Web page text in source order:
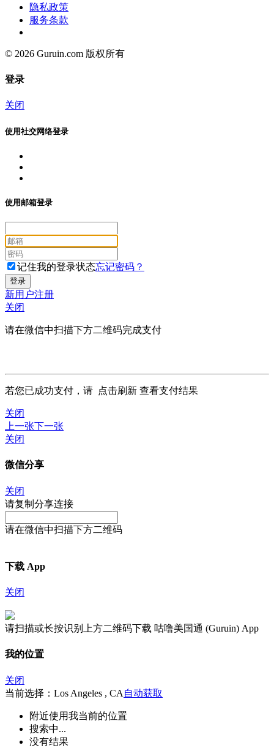
隐私政策
服务条款
© 2026 Guruin.com 版权所有
登录
关闭
使用社交网络登录
使用邮箱登录
记住我的登录状态忘记密码？
新用户注册
关闭
请在微信中扫描下方二维码完成支付
若您已成功支付，请 点击刷新 查看支付结果
关闭
上一张下一张
关闭
微信分享
关闭
请复制分享连接
请在微信中扫描下方二维码
下载 App
关闭
请扫描或长按识别上方二维码下载 咕噜美国通 (Guruin) App
我的位置
关闭
当前选择：Los Angeles , CA 自动获取
附近使用我当前的位置
搜索中...
没有结果